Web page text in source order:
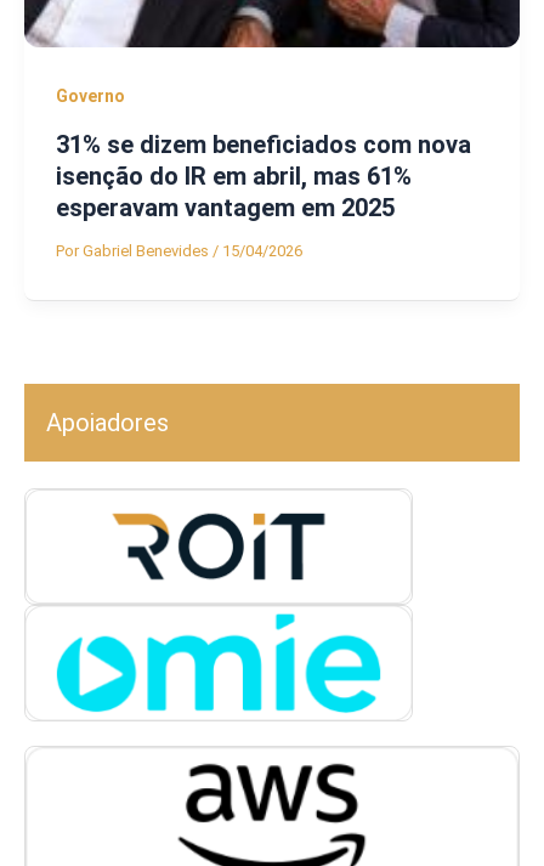
Governo
31% se dizem beneficiados com nova
isenção do IR em abril, mas 61%
esperavam vantagem em 2025
PorGabriel Benevides / 15/04/2026
Apoiadores